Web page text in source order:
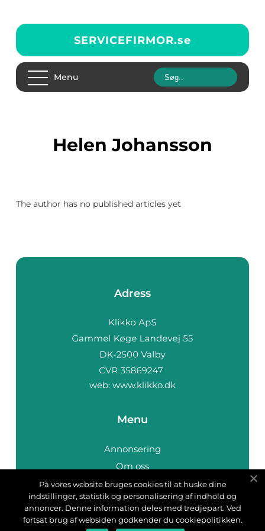
SERVICEFIRMOR.se
Menu
Helen Johansson
The author has no published articles yet
Adress
web: www.klikko.dk
Menu
Annonsering
Om oss
Cookies
Kontakta oss
Sitemap
På vores website bruges cookies til at huske dine
indstillinger, statistik og personalisering af indhold og
annoncer. Denne information deles med tredjepart. Ved
fortsat brug af websiden godkender du cookiepolitikken.